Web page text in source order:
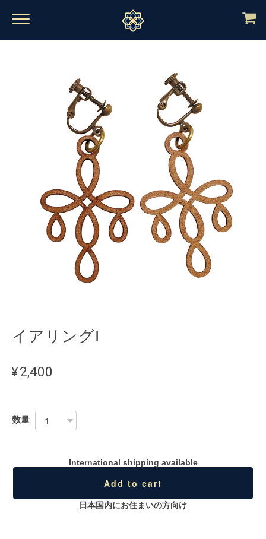
イアリングI
¥2,400
数量
International shipping available
Add to cart
日本国内にお住まいの方向け